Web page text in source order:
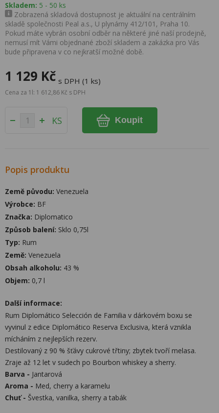
Skladem: 5 - 50 ks
Zobrazená skladová dostupnost je aktuální na centrálním
skladě společnosti Peal a.s., U plynárny 412/101, Praha 10.
Pokud máte vybrán osobní odběr na některé jiné naší prodejně,
nemusí mít Vámi objednané zboží skladem a zakázka pro Vás
bude připravena v co nejkratší možné době.
1 129 Kč s DPH (1 ks)
Cena za 1l: 1 612,86 Kč s DPH
KS Koupit
Popis produktu
Země původu: Venezuela
Výrobce: BF
Značka: Diplomatico
Způsob balení: Sklo 0,75l
Typ: Rum
Země: Venezuela
Obsah alkoholu: 43 %
Objem: 0,7 l
Další informace:
Rum Diplomático Selección de Familia v dárkovém boxu se
vyvinul z edice Diplomático Reserva Exclusiva, která vznikla
mícháním z nejlepších rezerv.
Destilovaný z 90 % šťávy cukrové třtiny; zbytek tvoří melasa.
Zraje až 12 let v sudech po Bourbon whiskey a sherry.
Barva - Jantarová
Aroma - Med, cherry a karamelu
Chuť - Švestka, vanilka, sherry a tabák